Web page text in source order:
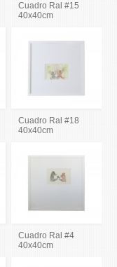
Cuadro Ral #15
40x40cm
Cuadro Ral #18
40x40cm
Cuadro Ral #4
40x40cm